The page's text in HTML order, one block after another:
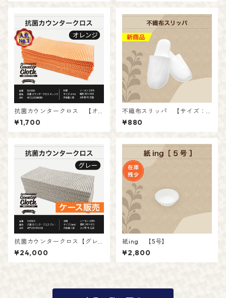
抗菌カウンタークロス 【オ
レンジ】
入数：100枚
¥1,700
不織布スリッパ 【サイズ：2
7cm】 10足
入り ホワイト・グレー
¥880
抗菌カウンタークロス【グレ
ー】【ケース販売】
入数：100枚 ケース入数：
16 (1600枚)
¥24,000
紙ing 【5号】
¥2,800